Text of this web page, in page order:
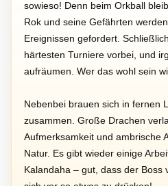
sowieso! Denn beim Orkball
Rok und seine Gefährten
Ereignissen gefordert.
härtesten Turniere vorbei, und
aufräumen. Wer das wohl sein
Nebenbei brauen sich in fernen
zusammen. Große Drachen
Aufmerksamkeit und ambrische
Natur. Es gibt wieder einige
Kalandaha – gut, dass der Boss